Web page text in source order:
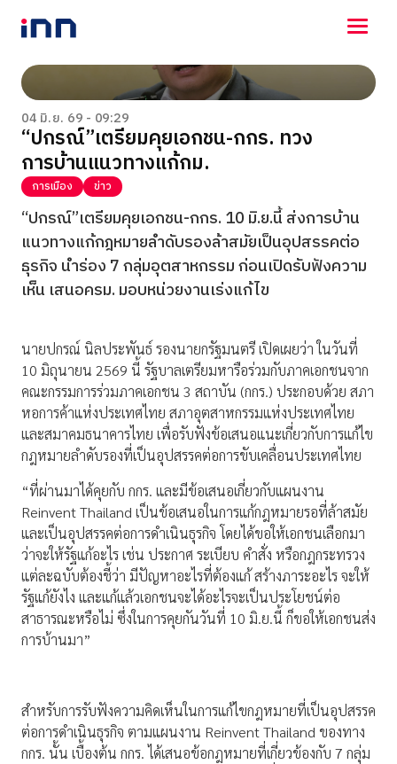
NEWS
ENTERTAINMENT
LIFESTYLE
HOROSCOPE
LOTTERY
VIDEO
ร่วมด้วยช่วยกัน
04 มิ.ย. 69 - 09:29
“ปกรณ์”เตรียมคุยเอกชน-กกร. ทวง
การบ้านแนวทางแก้กม.
การเมือง ข่าว
“ปกรณ์”เตรียมคุยเอกชน-กกร. 10 มิ.ย.นี้ ส่งการบ้าน
แนวทางแก้กฎหมายลำดับรองล้าสมัยเป็นอุปสรรคต่อ
ธุรกิจ นำร่อง 7 กลุ่มอุตสาหกรรม ก่อนเปิดรับฟังความ
เห็น เสนอครม. มอบหน่วยงานเร่งแก้ไข
นายปกรณ์ นิลประพันธ์ รองนายกรัฐมนตรี เปิดเผยว่า ในวันที่
10 มิถุนายน 2569 นี้ รัฐบาลเตรียมหารือร่วมกับภาคเอกชนจาก
คณะกรรมการร่วมภาคเอกชน 3 สถาบัน (กกร.) ประกอบด้วย สภา
หอการค้าแห่งประเทศไทย สภาอุตสาหกรรมแห่งประเทศไทย
และสมาคมธนาคารไทย เพื่อรับฟังข้อเสนอแนะเกี่ยวกับการแก้ไข
กฎหมายลำดับรองที่เป็นอุปสรรคต่อการขับเคลื่อนประเทศไทย
“ที่ผ่านมาได้คุยกับ กกร. และมีข้อเสนอเกี่ยวกับแผนงาน
Reinvent Thailand เป็นข้อเสนอในการแก้กฎหมายรอที่ล้าสมัย
และเป็นอุปสรรคต่อการดำเนินธุรกิจ โดยได้ขอให้เอกชนเลือกมา
ว่าจะให้รัฐแก้อะไร เช่น ประกาศ ระเบียบ คำสั่ง หรือกฎกระทรวง
แต่ละฉบับต้องชี้ว่า มีปัญหาอะไรที่ต้องแก้ สร้างภาระอะไร จะให้
รัฐแก้ยังไง และแก้แล้วเอกชนจะได้อะไรจะเป็นประโยชน์ต่อ
สาธารณะหรือไม่ ซึ่งในการคุยกันวันที่ 10 มิ.ย.นี้ ก็ขอให้เอกชนส่ง
การบ้านมา”
สำหรับการรับฟังความคิดเห็นในการแก้ไขกฎหมายที่เป็นอุปสรรค
ต่อการดำเนินธุรกิจ ตามแผนงาน Reinvent Thailand ของทาง
กกร. นั้น เบื้องต้น กกร. ได้เสนอข้อกฎหมายที่เกี่ยวข้องกับ 7 กลุ่ม